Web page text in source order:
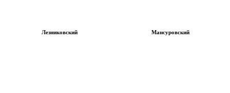
Лезниковский Мансуровский